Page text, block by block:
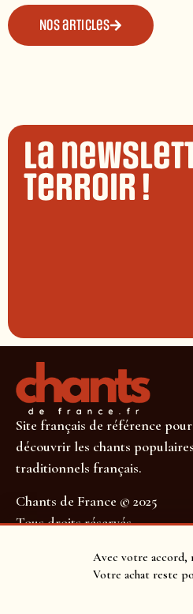
Avec votre accord,
Votre achat reste
Nos articles
La
terroir !
Site français de référence
découvrir les chants
traditionnels français.
Chants de France © 2025
Tous droits réservés
SUIVEZ-NOUS POUR NE RIEN